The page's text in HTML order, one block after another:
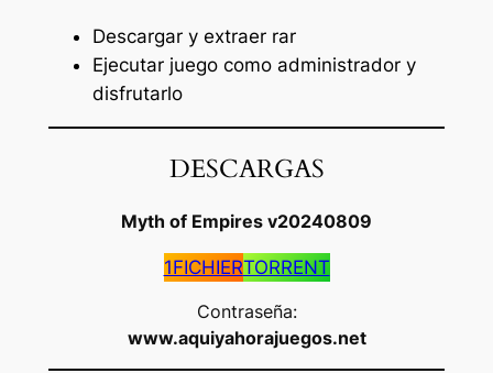
Descargar y extraer rar
Ejecutar juego como administrador y
disfrutarlo
DESCARGAS
Myth of Empires v20240809
1FICHIERTORRENT
Contraseña:
www.aquiyahorajuegos.net